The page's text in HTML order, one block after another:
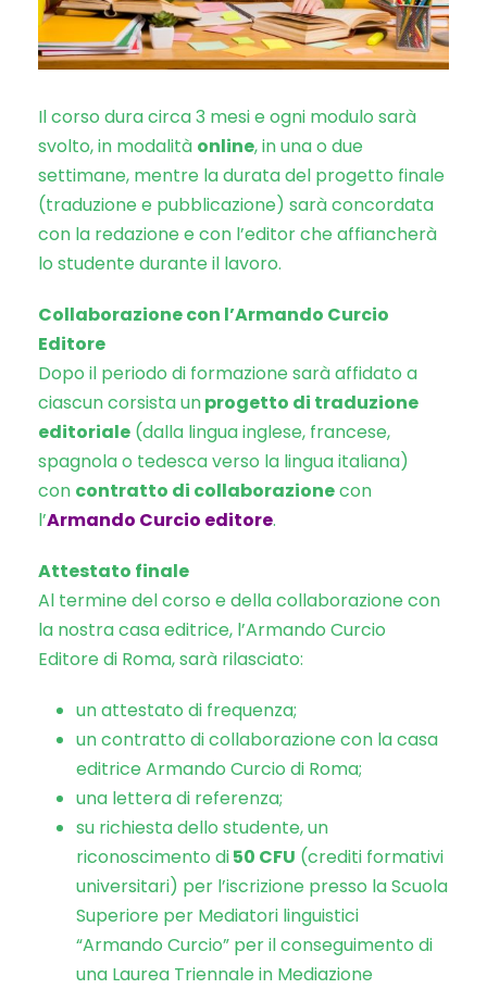
Il corso dura circa 3 mesi e ogni modulo sarà
svolto, in modalità online, in una o due
settimane, mentre la durata del progetto finale
(traduzione e pubblicazione) sarà concordata
con la redazione e con l’editor che affiancherà
lo studente durante il lavoro.
Collaborazione con l’Armando Curcio
Editore
Dopo il periodo di formazione sarà affidato a
ciascun corsista unprogetto di traduzione
editoriale (dalla lingua inglese, francese,
spagnola o tedesca verso la lingua italiana)
con contratto di collaborazionecon
l’Armando Curcio editore.
Attestato finale
Al termine del corso e della collaborazione con
la nostra casa editrice, l’Armando Curcio
Editore di Roma, sarà rilasciato:
un attestato di frequenza;
un contratto di collaborazione con la casa
editrice Armando Curcio di Roma;
una lettera di referenza;
su richiesta dello studente, un
riconoscimento di50 CFU (crediti formativi
universitari) per l’iscrizione presso la Scuola
Superiore per Mediatori linguistici
“Armando Curcio” per il conseguimento di
una Laurea Triennale in Mediazione